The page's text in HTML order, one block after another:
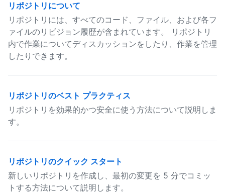
リポジトリについて
リポジトリには、すべてのコード、ファイル、および各フ
ァイルのリビジョン履歴が含まれています。 リポジトリ
内で作業についてディスカッションをしたり、作業を管理
したりできます。
リポジトリのベスト プラクティス
リポジトリを効果的かつ安全に使う方法について説明しま
す。
リポジトリのクイック スタート
新しいリポジトリを作成し、最初の変更を 5 分でコミッ
トする方法について説明します。